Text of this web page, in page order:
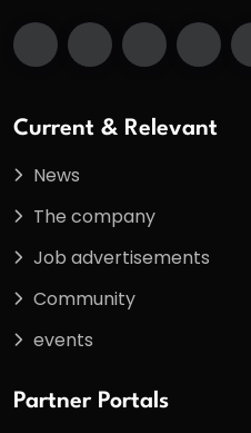
Current & Relevant
News
The company
Job advertisements
Community
events
Partner Portals